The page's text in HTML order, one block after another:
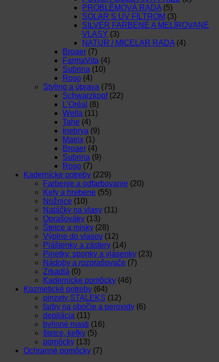
PROBLÉMOVÁ RADA (5)
SOLAR S UV FILTROM (3)
SILVER FARBENÉ A MELÍROVANÉ
VLASY (3)
NATUR / MICELAR RADA (4)
Broaer (7)
FarmaVita (4)
Subrina (10)
Roso (4)
Styling a úprava (75)
Schwarzkopf (22)
L’Oréal (8)
Wella (11)
Tahe (4)
Inebrya (9)
Matrix (1)
Broaer (4)
Subrina (9)
Roso (7)
Kadernícke potreby (229)
Farbenie a odfarbovanie (20)
Kefy a hrebene (55)
Nožnice (10)
Natáčky na vlasy (11)
Oprašováky (13)
Štetce a misky (28)
Výplne do vlasov (12)
Pláštenky a zástery (14)
Pinetky, sponky a vlásenky (23)
Nádoby a rozprašovače (7)
Zrkadlá (0)
Kadernícke pomôcky (46)
Kozmetické potreby (64)
pinzety STALEKS (12)
farby na obočie a peroxidy (6)
depilácia (11)
bylinné masti (16)
štetce, kefky (5)
pomôcky (13)
Ochranné pomôcky (7)